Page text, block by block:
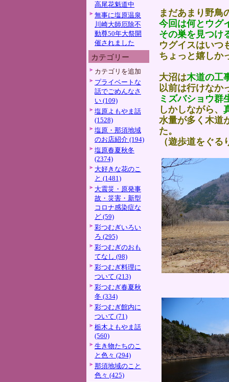
高尾花魁道中
無事に塩原温泉
川崎大師厄除不
動尊50年大祭開
催されました
カテゴリー
カテゴリを追加
プライベートな
話でごめんなさ
い (109)
塩原よもやま話
(1528)
塩原・那須地域
のお店紹介 (194)
塩原春夏秋冬
(2374)
大好きな花のこ
と (1481)
大震災・原発事
故・災害・新型
コロナ感染症な
ど (59)
彩つむぎいろい
ろ (295)
彩つむぎのおも
てなし (98)
彩つむぎ料理に
ついて (213)
彩つむぎ春夏秋
冬 (334)
彩つむぎ館内に
ついて (71)
栃木よもやま話
(560)
生き物たちのこ
と色々 (294)
那須地域のこと
色々 (425)
まだあまり野鳥
今回は何とウグ
その巣を見つけ
ウグイスはいつ
ちょっと嬉しか
大沼は木道の工
以前は行けなか
ミズバショウ群
しかしながら、
水量が多く木道
た。
（遊歩道をぐ